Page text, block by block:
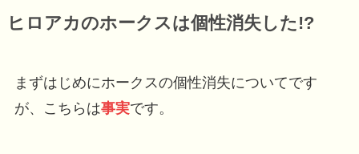
ヒロアカのホークスは個性消失した!?
まずはじめにホークスの個性消失についてです
が、こちらは事実です。